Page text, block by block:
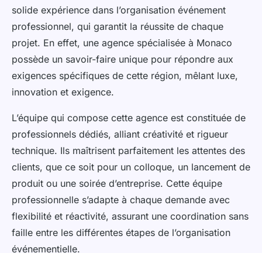
solide expérience dans l’organisation événement
professionnel, qui garantit la réussite de chaque
projet. En effet, une agence spécialisée à Monaco
possède un savoir-faire unique pour répondre aux
exigences spécifiques de cette région, mêlant luxe,
innovation et exigence.
L’équipe qui compose cette agence est constituée de
professionnels dédiés, alliant créativité et rigueur
technique. Ils maîtrisent parfaitement les attentes des
clients, que ce soit pour un colloque, un lancement de
produit ou une soirée d’entreprise. Cette équipe
professionnelle s’adapte à chaque demande avec
flexibilité et réactivité, assurant une coordination sans
faille entre les différentes étapes de l’organisation
événementielle.